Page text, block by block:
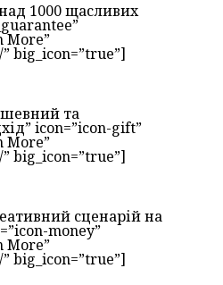
1000 щасливих
More”
big_icon=”true”]
та
icon=”icon-gift”
More”
big_icon=”true”]
сценарій на
money”
More”
big_icon=”true”]